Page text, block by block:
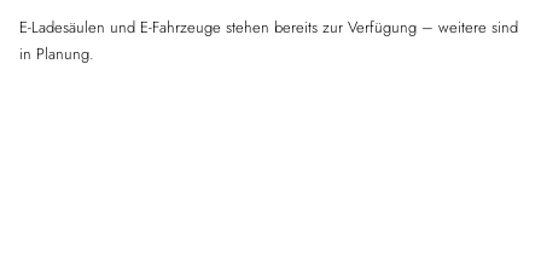
E-Ladesäulen und E-Fahrzeuge stehen bereits zur Verfügung – weitere sind
in Planung.